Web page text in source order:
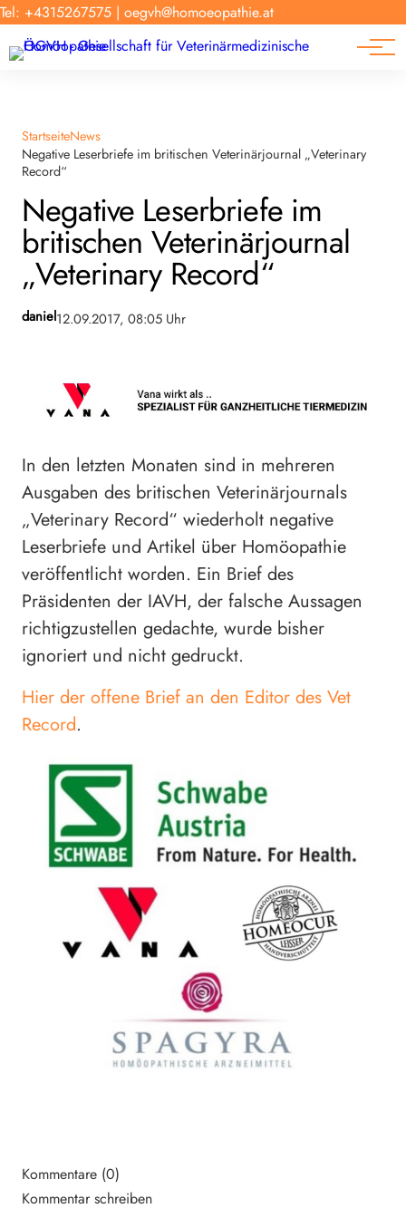
Tel: +4315267575 | oegvh@homoeopathie.at
Tierarzt-Suche
Forschung
News
StartseiteNews
Negative Leserbriefe im britischen Veterinärjournal „Veterinary
Record“
Negative Leserbriefe im
britischen Veterinärjournal
„Veterinary Record“
daniel12.09.2017, 08:05 Uhr
In den letzten Monaten sind in mehreren
Ausgaben des britischen Veterinärjournals
„Veterinary Record“ wiederholt negative
Leserbriefe und Artikel über Homöopathie
veröffentlicht worden. Ein Brief des
Präsidenten der IAVH, der falsche Aussagen
richtigzustellen gedachte, wurde bisher
ignoriert und nicht gedruckt.
Hier der offene Brief an den Editor des Vet
Record.
Kommentare (0)
Kommentar schreiben